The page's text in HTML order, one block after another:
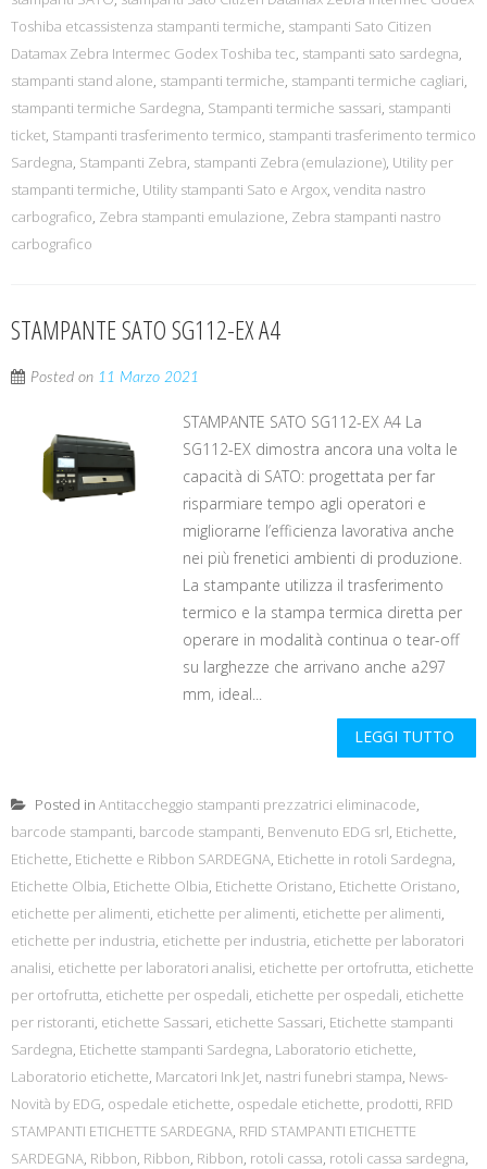
Toshiba etcassistenza stampanti termiche, stampanti Sato Citizen
Datamax Zebra Intermec Godex Toshiba tec, stampanti sato sardegna,
stampanti stand alone, stampanti termiche, stampanti termiche cagliari,
stampanti termiche Sardegna, Stampanti termiche sassari, stampanti
ticket, Stampanti trasferimento termico, stampanti trasferimento termico
Sardegna, Stampanti Zebra, stampanti Zebra (emulazione), Utility per
stampanti termiche, Utility stampanti Sato e Argox, vendita nastro
carbografico, Zebra stampanti emulazione, Zebra stampanti nastro
carbografico
STAMPANTE SATO SG112-EX A4
Posted on 11 Marzo 2021
STAMPANTE SATO SG112-EX A4 La
SG112-EX dimostra ancora una volta le
capacità di SATO: progettata per far
risparmiare tempo agli operatori e
migliorarne l’efficienza lavorativa anche
nei più frenetici ambienti di produzione.
La stampante utilizza il trasferimento
termico e la stampa termica diretta per
operare in modalità continua o tear-off
su larghezze che arrivano anche a297
mm, ideal...
LEGGI TUTTO
Posted in Antitaccheggio stampanti prezzatrici eliminacode,
barcode stampanti, barcode stampanti, Benvenuto EDG srl, Etichette,
Etichette, Etichette e Ribbon SARDEGNA, Etichette in rotoli Sardegna,
Etichette Olbia, Etichette Olbia, Etichette Oristano, Etichette Oristano,
etichette per alimenti, etichette per alimenti, etichette per alimenti,
etichette per industria, etichette per industria, etichette per laboratori
analisi, etichette per laboratori analisi, etichette per ortofrutta, etichette
per ortofrutta, etichette per ospedali, etichette per ospedali, etichette
per ristoranti, etichette Sassari, etichette Sassari, Etichette stampanti
Sardegna, Etichette stampanti Sardegna, Laboratorio etichette,
Laboratorio etichette, Marcatori Ink Jet, nastri funebri stampa, News-
Novità by EDG, ospedale etichette, ospedale etichette, prodotti, RFID
STAMPANTI ETICHETTE SARDEGNA, RFID STAMPANTI ETICHETTE
SARDEGNA, Ribbon, Ribbon, Ribbon, rotoli cassa, rotoli cassa sardegna,